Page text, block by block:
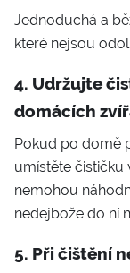
Jednoduchá a
které nejsou
4. Udržujte
domácích
Pokud po domě
umístěte čističku
nemohou
nedejbože do ní
5. Při čištění